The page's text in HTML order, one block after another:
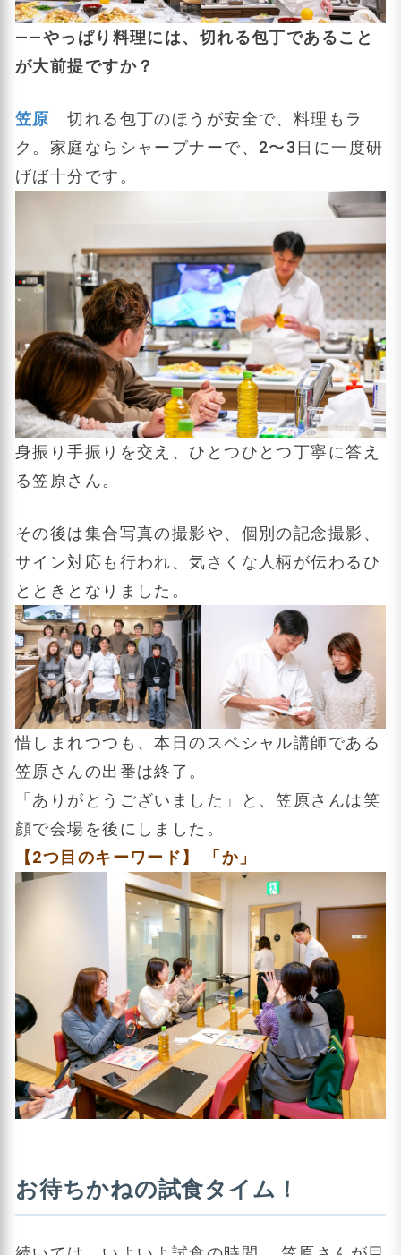
――やっぱり料理には、切れる包丁であること
が大前提ですか？
笠原 切れる包丁のほうが安全で、料理もラ
ク。家庭ならシャープナーで、2〜3日に一度研
げば十分です。
身振り手振りを交え、ひとつひとつ丁寧に答え
る笠原さん。
その後は集合写真の撮影や、個別の記念撮影、
サイン対応も行われ、気さくな人柄が伝わるひ
とときとなりました。
惜しまれつつも、本日のスペシャル講師である
笠原さんの出番は終了。
「ありがとうございました」と、笠原さんは笑
顔で会場を後にしました。
【2つ目のキーワード】 「か」
お待ちかねの試食タイム！